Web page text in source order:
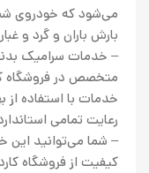
می‌شود که خودروی
بارش باران و گرد و
متخصص در فروشگاه
خدمات با استفاده از
رعایت تمامی
– شما می‌توانید این
کیفیت از فروشگاه